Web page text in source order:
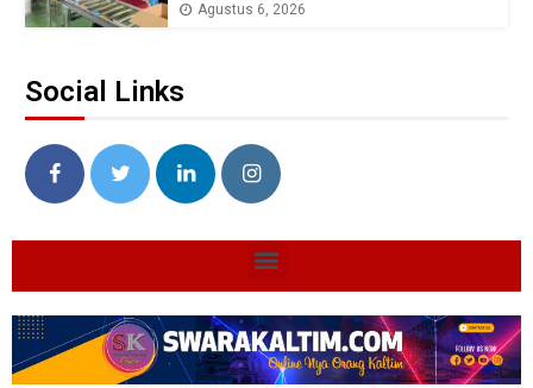
Agustus 6, 2026
Social Links